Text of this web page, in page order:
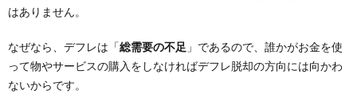
はありません。
なぜなら、デフレは「総需要の不足 」であるので、誰かがお金を使
って物やサービスの購入をしなければデフレ脱却の方向には向かわ
ないからです。